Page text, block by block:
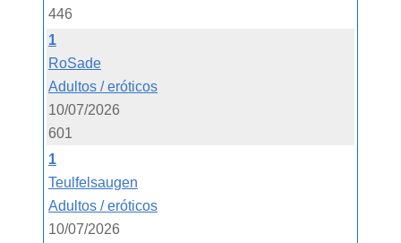
446
1
RoSade
Adultos / eróticos
10/07/2026
601
1
Teulfelsaugen
Adultos / eróticos
10/07/2026